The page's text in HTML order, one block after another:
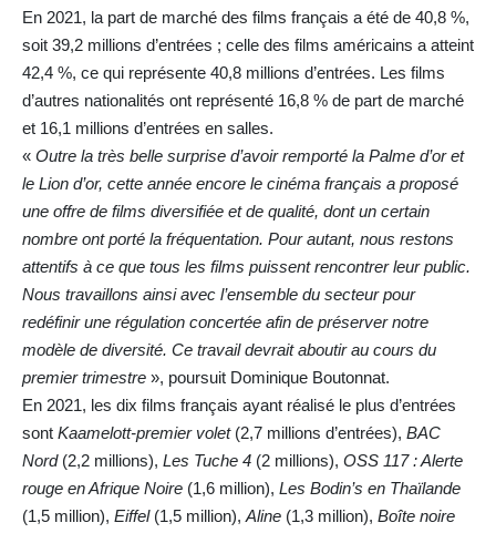
En 2021, la part de marché des films français a été de 40,8 %,
soit 39,2 millions d’entrées ; celle des films américains a atteint
42,4 %, ce qui représente 40,8 millions d’entrées. Les films
d’autres nationalités ont représenté 16,8 % de part de marché
et 16,1 millions d’entrées en salles.
« Outre la très belle surprise d’avoir remporté la Palme d’or et
le Lion d’or, cette année encore le cinéma français a proposé
une offre de films diversifiée et de qualité, dont un certain
nombre ont porté la fréquentation. Pour autant, nous restons
attentifs à ce que tous les films puissent rencontrer leur public.
Nous travaillons ainsi avec l’ensemble du secteur pour
redéfinir une régulation concertée afin de préserver notre
modèle de diversité. Ce travail devrait aboutir au cours du
premier trimestre », poursuit Dominique Boutonnat.
En 2021, les dix films français ayant réalisé le plus d’entrées
sont Kaamelott-premier volet(2,7 millions d’entrées), BAC
Nord(2,2 millions), Les Tuche 4 (2 millions), OSS 117 : Alerte
rouge en Afrique Noire (1,6 million), Les Bodin’s en Thaïlande
(1,5 million), Eiffel (1,5 million), Aline (1,3 million), Boîte noire